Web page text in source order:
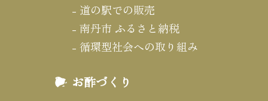
道の駅での販売
南丹市 ふるさと納税
循環型社会への取り組み
お酢づくり